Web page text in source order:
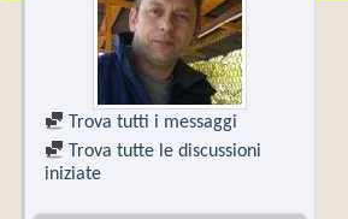
Trova tutti i messaggi
Trova tutte le discussioni
iniziate